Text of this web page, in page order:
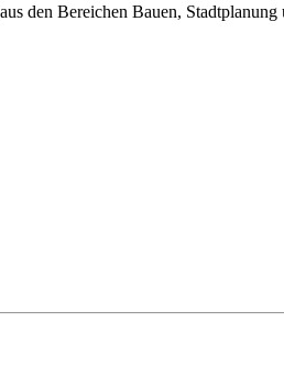
den Bereichen Bauen,